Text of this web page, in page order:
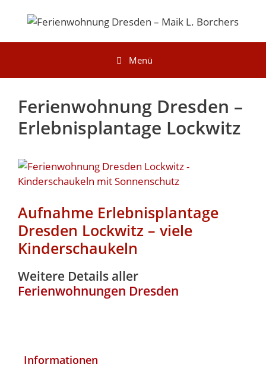
Menü
Ferienwohnung Dresden –
Erlebnisplantage Lockwitz
Aufnahme Erlebnisplantage
Dresden Lockwitz – viele
Kinderschaukeln
Weitere Details aller
Ferienwohnungen Dresden
Informationen